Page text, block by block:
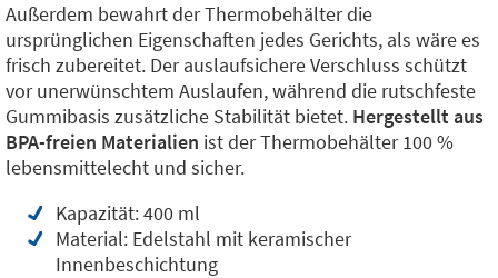
Außerdem bewahrt der Thermobehälter die
ursprünglichen Eigenschaften jedes Gerichts, als wäre es
frisch zubereitet. Der auslaufsichere Verschluss schützt
vor unerwünschtem Auslaufen, während die rutschfeste
Gummibasis zusätzliche Stabilität bietet. Hergestellt aus
BPA-freien Materialien ist der Thermobehälter 100 %
lebensmittelecht und sicher.
Kapazität: 400 ml
Material: Edelstahl mit keramischer
Innenbeschichtung